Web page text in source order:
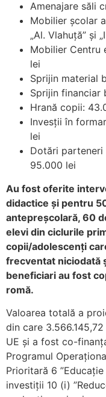
Amenajare săli
Mobilier școlar
„Al. Vlahuță” și
Mobilier Centru
lei
Sprijin material
Sprijin financiar
Hrană copii:
Invesții în
lei
Dotări
95.000 lei
Au fost oferite
didactice şi pentru
antepreşcolară, 60
elevi din ciclurile
copii/adolescenți
frecventat niciodată
beneficiari au fost
romă.
Valoarea totală a
din care
UE și a fost co-
Programul
Prioritară 6
investiții 10 (i)